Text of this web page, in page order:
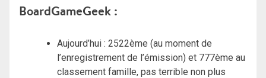
BoardGameGeek :
Aujourd’hui : 2522ème (au moment de
l’enregistrement de l’émission) et 777ème au
classement famille, pas terrible non plus